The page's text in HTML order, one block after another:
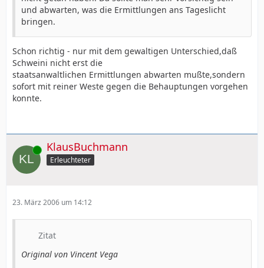
und abwarten, was die Ermittlungen ans Tageslicht
bringen.
Schon richtig - nur mit dem gewaltigen Unterschied,daß
Schweini nicht erst die
staatsanwaltlichen Ermittlungen abwarten mußte,sondern
sofort mit reiner Weste gegen die Behauptungen vorgehen
konnte.
Online KlausBuchmann
Erleuchteter
23. März 2006 um 14:12
Zitat
Original von Vincent Vega